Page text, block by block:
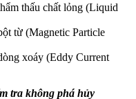
thấu chất lỏng (Liquid
từ (Magnetic Particle
xoáy (Eddy Current
tra không phá hủy